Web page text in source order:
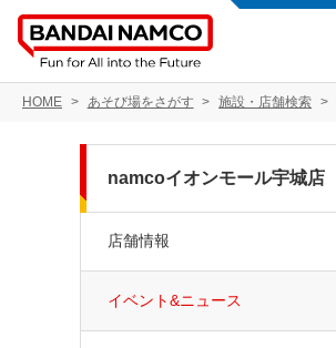
HOME あそび場をさがす 施設・店舗検索
namcoイオンモール宇城店
店舗情報
イベント&ニュース